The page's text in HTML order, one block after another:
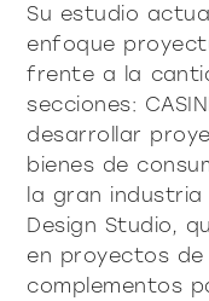
Sofisticado decidido
Su estudio
enfoque
frente a la
secciones:
desarrollar
bienes de
la gran
Design Studio,
en proyectos de
complementos